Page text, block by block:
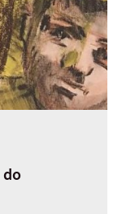
do